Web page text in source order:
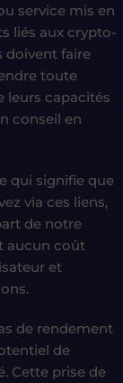
service mis en
liés aux crypto-
doivent faire
toute
leurs capacités
conseil en
qui signifie que
via ces liens,
de notre
aucun coût
et
de rendement
de
Cette prise de